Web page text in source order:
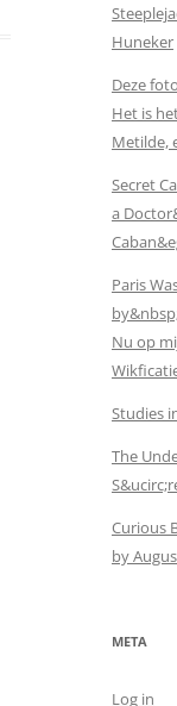
Huneker
Deze
Het is
Metilde,
Secret
a
Paris
Nu op
Studies
The
Curious
by
META
Log in